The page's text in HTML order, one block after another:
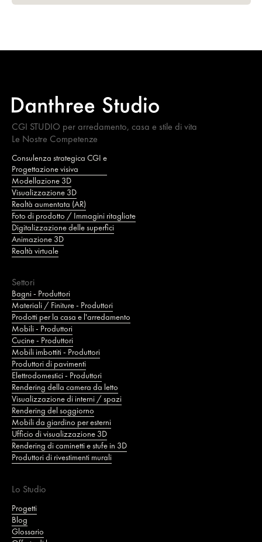
CGI STUDIO per arredamento, casa e stile di vita
Le Nostre Competenze
Consulenza strategica CGI e
Progettazione visiva
Modellazione 3D
Visualizzazione 3D
Realtà aumentata (AR)
Foto di prodotto / Immagini ritagliate
Digitalizzazione delle superfici
Animazione 3D
Realtà virtuale
Settori
Bagni - Produttori
Materiali / Finiture - Produttori
Prodotti per la casa e l'arredamento
Mobili - Produttori
Cucine - Produttori
Mobili imbottiti - Produttori
Produttori di pavimenti
Elettrodomestici - Produttori
Rendering della camera da letto
Visualizzazione di interni / spazi
Rendering del soggiorno
Mobili da giardino per esterni
Ufficio di visualizzazione 3D
Rendering di caminetti e stufe in 3D
Produttori di rivestimenti murali
Lo Studio
Progetti
Blog
Glossario